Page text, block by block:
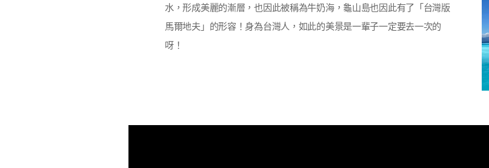
水，形成美麗的漸層，也因此被稱為牛奶海，龜山島也因此有了「台灣版
馬爾地夫」的形容！身為台灣人，如此的美景是一輩子一定要去一次的
呀！